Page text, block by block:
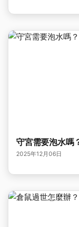
守宮需要泡水嗎
2025年12月06日